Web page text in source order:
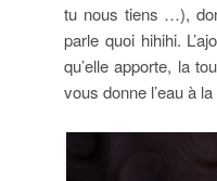
tu nous tiens …),
parle quoi hihihi.
qu’elle apporte, la
vous donne l’eau à